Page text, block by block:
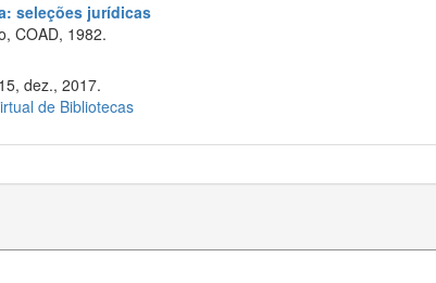
seleções jurídicas
COAD, 1982.
dez., 2017.
de Bibliotecas